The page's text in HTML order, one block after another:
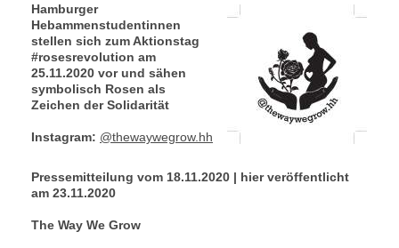
Hamburger
Hebammenstudentinnen
stellen sich zum Aktionstag
#rosesrevolution am
25.11.2020 vor und sähen
symbolisch Rosen als
Zeichen der Solidarität
Instagram: @thewaywegrow.hh
Pressemitteilung vom 18.11.2020 | hier veröffentlicht
am 23.11.2020
The Way We Grow